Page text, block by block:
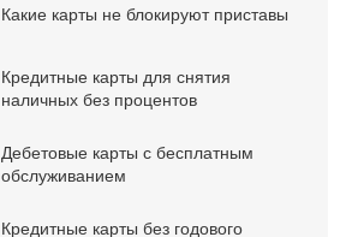
Какие карты не блокируют приставы
Кредитные карты для снятия
наличных без процентов
Дебетовые карты с бесплатным
обслуживанием
Кредитные карты без годового